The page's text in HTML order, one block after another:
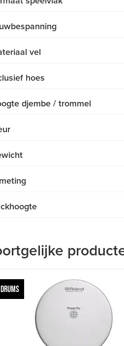
vel
hoes
djembe / trommel
DRUMS